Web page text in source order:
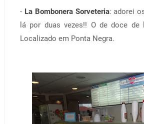
- La Bombonera Sorveteria: adorei
lá por duas vezes!! O de doce
Localizado em Ponta Negra.